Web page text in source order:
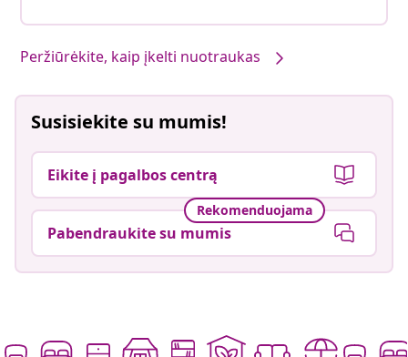
Peržiūrėkite, kaip įkelti nuotraukas
Susisiekite su mumis!
Eikite į pagalbos centrą
Rekomenduojama
Pabendraukite su mumis